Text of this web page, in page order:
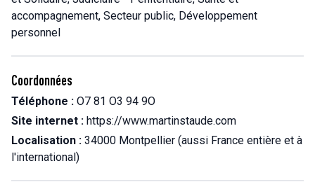
accompagnement, Secteur public, Développement
personnel
Coordonnées
Téléphone : O7 81 O3 94 9O
Site internet : https://www.martinstaude.com
Localisation : 34000 Montpellier (aussi France entière et à
l'international)